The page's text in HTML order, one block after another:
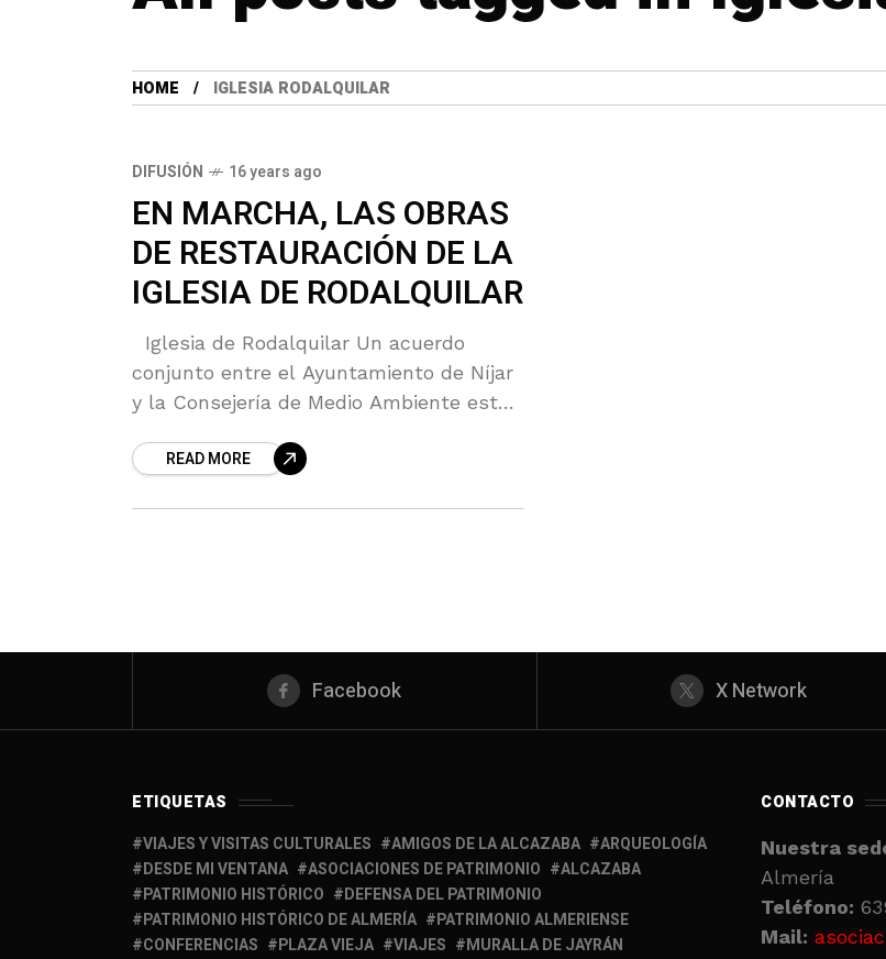
HOME IGLESIA RODALQUILAR
DIFUSIÓN 16 years ago
EN MARCHA, LAS OBRAS
DE RESTAURACIÓN DE LA
IGLESIA DE RODALQUILAR
Iglesia de Rodalquilar Un acuerdo
conjunto entre el Ayuntamiento de Níjar
y la Consejería de Medio Ambiente está
iglesia de Rodalquilar, uno de
READ MORE
Facebook X Network
ETIQUETAS
VIAJES Y VISITAS CULTURALES
AMIGOS DE LA ALCAZABA
ARQUEOLOGÍA
DESDE MI VENTANA
ASOCIACIONES DE PATRIMONIO
ALCAZABA
PATRIMONIO HISTÓRICO
DEFENSA DEL PATRIMONIO
PATRIMONIO HISTÓRICO DE ALMERÍA
PATRIMONIO ALMERIENSE
CONFERENCIAS
PLAZA VIEJA VIAJES MURALLA DE JAYRÁN
CONTACTO
Nuestra
Almería
Teléfono:
Mail: